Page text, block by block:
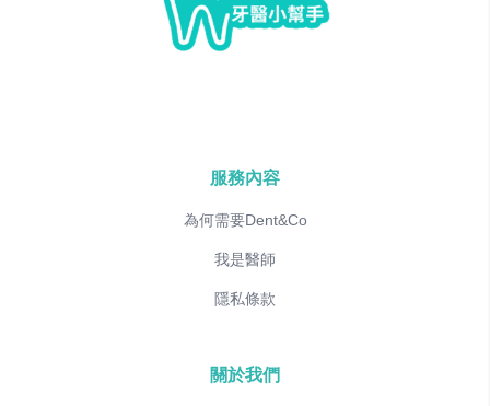
服務內容
為何需要Dent&Co
我是醫師
隱私條款
關於我們